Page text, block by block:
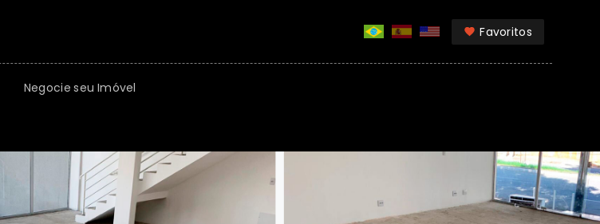
Favoritos
Negocie seu Imóvel